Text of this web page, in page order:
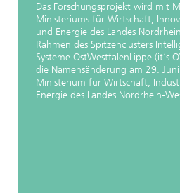
Das Forschungsprojekt wird mit
Ministeriums für Wirtschaft,
und Energie des Landes
Rahmen des Spitzenclusters
Systeme OstWestfalenLippe (it‘s
die Namensänderung am 29.
Ministerium für Wirtschaft,
Energie des Landes Nordrhein-